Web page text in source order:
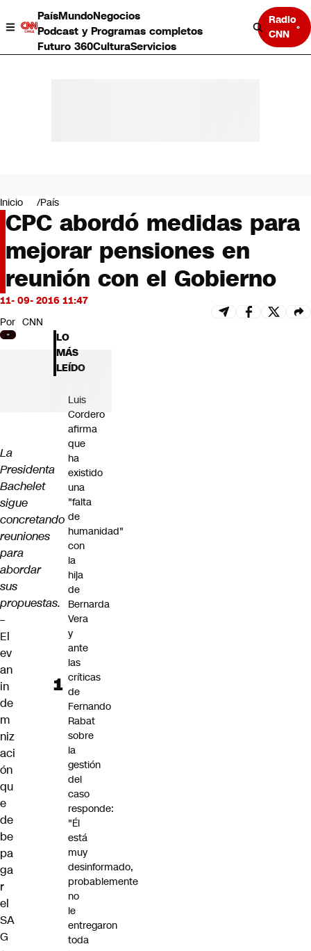
PaísMundoNegocios
Podcast y Programas completos
Futuro 360CulturaServicios
Radio
CNN
Negocios
Deportes
Programas completos
Cultura
Servicios
Bits
CNN tiempo
Futuro 360
Opinión
Inicio País
CPC abordó medidas para
mejorar pensiones en
reunión con el Gobierno
11- 09- 2016 11:47
Por CNN
La
Presidenta
Bachelet
sigue
concretando
reuniones
para
abordar
sus
propuestas.
–
El
ev
an
in
de
m
niz
aci
ón
qu
e
de
be
pa
ga
r
el
SA
G
LO
MÁS
LEÍDO
Luis
Cordero
afirma
que
ha
existido
una
"falta
de
humanidad"
con
la
hija
de
Bernarda
Vera
y
ante
las
críticas
de
Fernando
Rabat
sobre
la
gestión
del
caso
responde:
"Él
está
muy
desinformado,
probablemente
no
le
entregaron
toda